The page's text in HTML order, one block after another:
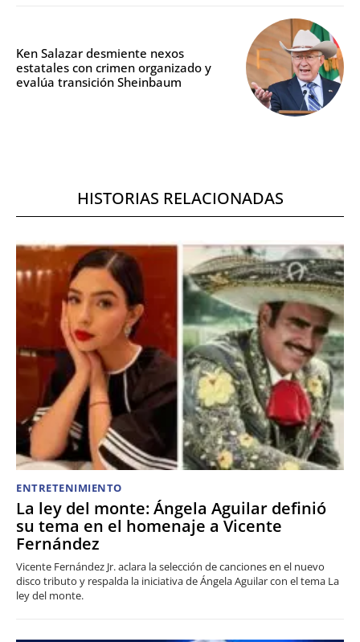
Ken Salazar desmiente nexos
estatales con crimen organizado y
evalúa transición Sheinbaum
HISTORIAS RELACIONADAS
ENTRETENIMIENTO
La ley del monte: Ángela Aguilar definió
su tema en el homenaje a Vicente
Fernández
Vicente Fernández Jr. aclara la selección de canciones en el nuevo
disco tributo y respalda la iniciativa de Ángela Aguilar con el tema La
ley del monte.